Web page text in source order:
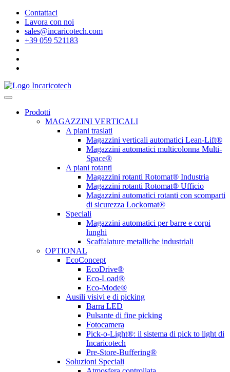
Contattaci
Lavora con noi
sales@incaricotech.com
+39 059 521183
Prodotti
MAGAZZINI VERTICALI
A piani traslati
Magazzini verticali automatici Lean-Lift®
Magazzini automatici multicolonna Multi-
Space®
A piani rotanti
Magazzini rotanti Rotomat® Industria
Magazzini rotanti Rotomat® Ufficio
Magazzini automatici rotanti con scomparti
di sicurezza Lockomat®
Speciali
Magazzini automatici per barre e corpi
lunghi
Scaffalature metalliche industriali
OPTIONAL
EcoConcept
EcoDrive®
Eco-Load®
Eco-Mode®
Ausili visivi e di picking
Barra LED
Pulsante di fine picking
Fotocamera
Pick-o-Light®: il sistema di pick to light di
Incaricotech
Pre-Store-Buffering®
Soluzioni Speciali